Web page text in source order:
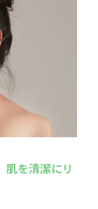
肌を清潔にリ